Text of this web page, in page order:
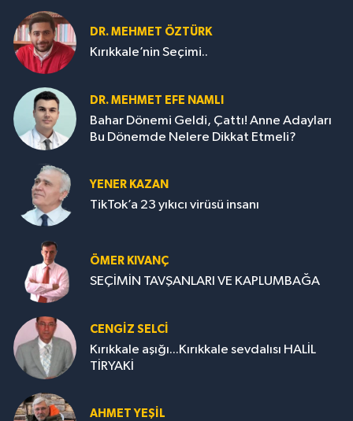
DR. MEHMET ÖZTÜRK
Kırıkkale’nin Seçimi..
DR. MEHMET EFE NAMLI
Bahar Dönemi Geldi, Çattı! Anne Adayları
Bu Dönemde Nelere Dikkat Etmeli?
YENER KAZAN
TikTok’a 23 yıkıcı virüsü insanı
ÖMER KIVANÇ
SEÇİMİN TAVŞANLARI VE KAPLUMBAĞA
CENGİZ SELCİ
Kırıkkale aşığı...Kırıkkale sevdalısı HALİL
TİRYAKİ
AHMET YEŞİL